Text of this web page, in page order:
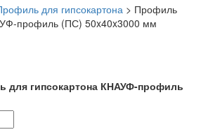
для гипсокартона > Профиль
профиль (ПС) 50x40x3000 мм
для гипсокартона КНАУФ-профиль